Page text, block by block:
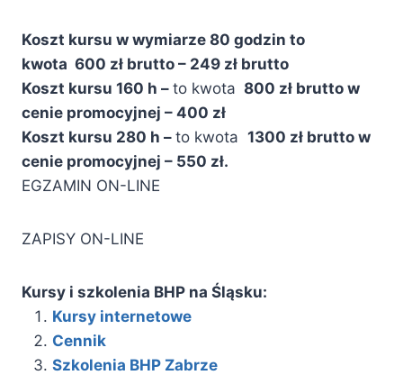
Koszt kursu w wymiarze 80 godzin to
kwota 600 zł brutto – 249 zł brutto
Koszt kursu 160 h – to kwota 800 zł brutto w
cenie promocyjnej – 400 zł
Koszt kursu 280 h – to kwota 1300 zł brutto w
cenie promocyjnej – 550 zł.
EGZAMIN ON-LINE
ZAPISY ON-LINE
Kursy i szkolenia BHP na Śląsku:
Kursy internetowe
Cennik
Szkolenia BHP Zabrze